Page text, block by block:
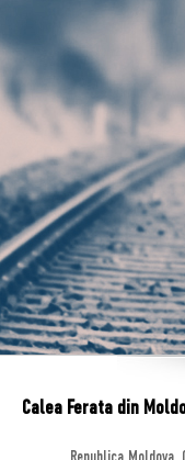
Calea Ferata din